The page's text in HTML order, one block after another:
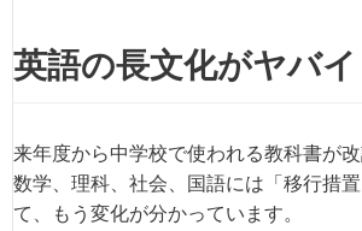
英語の長文化がヤバイ
来年度から中学校で使われる教科書が改
数学、理科、社会、国語には「移行措
て、もう変化が分かっています。